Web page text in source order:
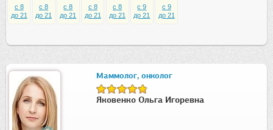
c 8
до 21
c 8
до 21
c 8
до 21
c 8
до 21
c 8
до 21
c 9
до 21
c 9
до 21
Маммолог, онколог
Яковенко Ольга Игоревна